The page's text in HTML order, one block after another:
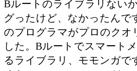
Bルートのライブラリない
グったけど、なかったんで
のプログラマがプロのクオ
した。Bルートでスマート
るライブラリ、モモンガで